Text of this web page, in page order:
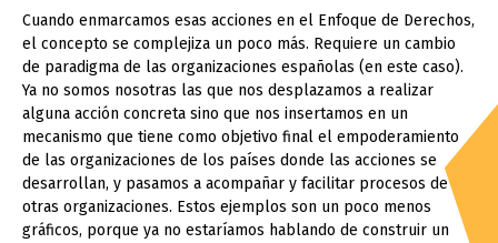
Cuando enmarcamos esas acciones en el Enfoque de Derechos,
el concepto se complejiza un poco más. Requiere un cambio
de paradigma de las organizaciones españolas (en este caso).
Ya no somos nosotras las que nos desplazamos a realizar
alguna acción concreta sino que nos insertamos en un
mecanismo que tiene como objetivo final el empoderamiento
de las organizaciones de los países donde las acciones se
desarrollan, y pasamos a acompañar y facilitar procesos de
otras organizaciones. Estos ejemplos son un poco menos
gráficos, porque ya no estaríamos hablando de construir un